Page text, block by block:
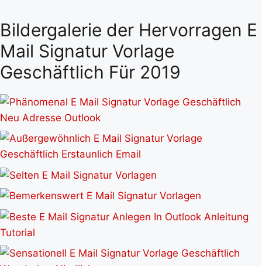
Bildergalerie der Hervorragen E
Mail Signatur Vorlage
Geschäftlich Für 2019